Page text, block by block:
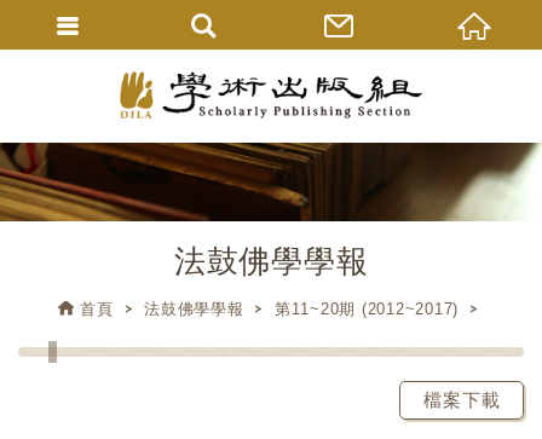
法鼓佛學學報
首頁 法鼓佛學學報 第11~20期 (2012~2017)
檔案下載